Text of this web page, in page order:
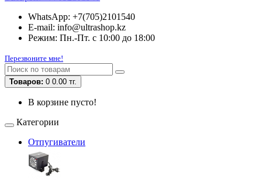
WhatsApp: +7(705)2101540
E-mail: info@ultrashop.kz
Режим: Пн.-Пт. с 10:00 до 18:00
Перезвоните мне!
Товаров: 0 0.00 тг.
В корзине пусто!
Категории
Отпугиватели